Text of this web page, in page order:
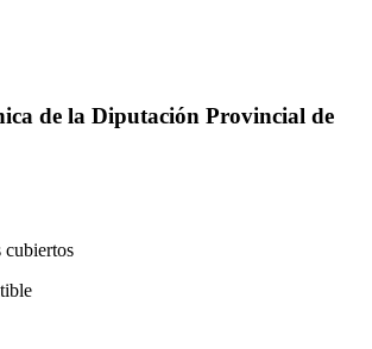
de la Diputación Provincial de
cubiertos